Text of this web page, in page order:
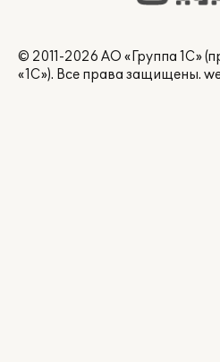
© 2011-2026 АО «Группа 1С»
«1С»). Все права защищены.